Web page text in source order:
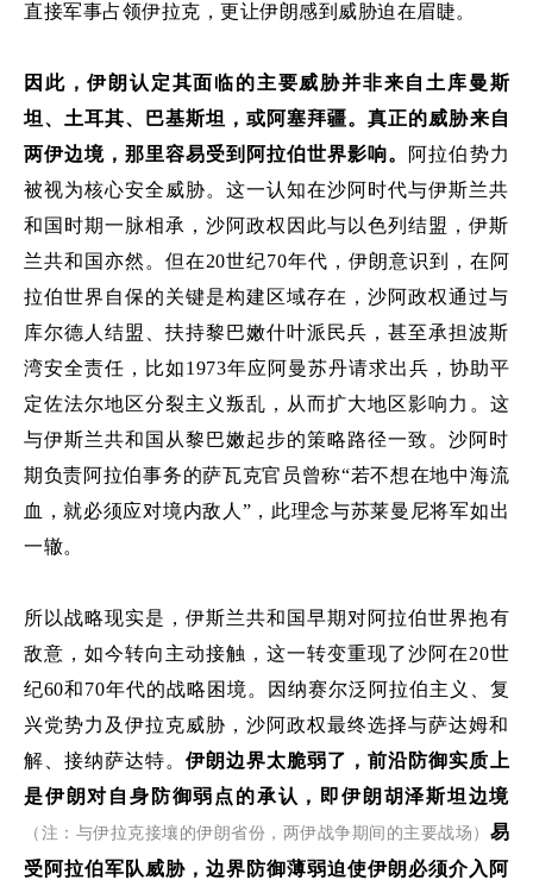
直接军事占领伊拉克，更让伊朗感到威胁迫在眉睫。
因此，伊朗认定其面临的主要威胁并非来自土库曼斯
坦、土耳其、巴基斯坦 ，或阿塞拜疆。真正的威胁来自
两伊边境，那里容易受到阿拉伯世界影响。 阿拉伯势力
被视为核心安全威胁。这一认知在沙阿时代与伊斯兰共
和国时期一脉相承，沙阿政权因此与以色列结盟，伊斯
兰共和国亦然。 但在20世纪70年代，伊朗意识到，在阿
拉伯世界自保的关键是构建区域存在，沙阿政权通过与
库尔德人结盟、扶持黎巴嫩什叶派民兵，甚至承担波斯
湾安全责任 ，比如1973年应阿曼苏丹请求出兵，协助平
定佐法尔地区分裂主义叛乱 ，从而扩大地区影响力。这
与伊斯兰共和国从黎巴嫩起步的策略路径一致。沙阿时
期负责阿拉伯事务的萨瓦克官员曾称“若不想在地中海流
血，就必须应对境内敌人 ” ，此理念与苏莱曼尼将军如出
一辙。
所以战略现实是，伊斯兰共和国早期对阿拉伯世界抱有
敌意，如今转向主动接触，这一转变重现了沙阿在20世
纪60和70年代的战略困境 。
因纳赛尔泛阿拉伯主义、复
兴党势力及伊拉克威胁，沙阿政权最终选择与萨达姆和
解、接纳萨达特。伊朗边界太脆弱了，前沿防御实质上
是伊朗对自身防御弱点的承认，即伊朗胡泽斯坦边境
（注：与伊拉克接壤的伊朗省份，两伊战争期间的主要战场） 易
受阿拉伯军队威胁，边界防御薄弱迫使伊朗必须介入阿